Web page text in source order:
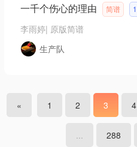
一千个伤心的理由 简谱
李雨婷| 原版简谱
生产队
« 1 2 3 4
288